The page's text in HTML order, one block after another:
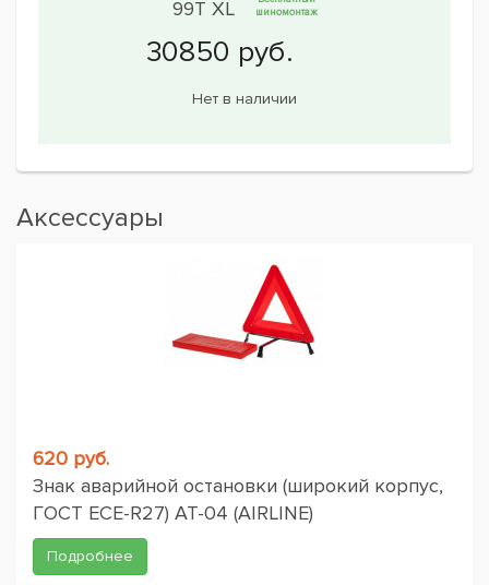
99T XL
шиномонтаж
Нет в наличии
Аксессуары
620 руб.
Знак аварийной остановки (широкий корпус,
ГОСТ ЕСЕ-R27) AT-04 (AIRLINE)
Подробнее